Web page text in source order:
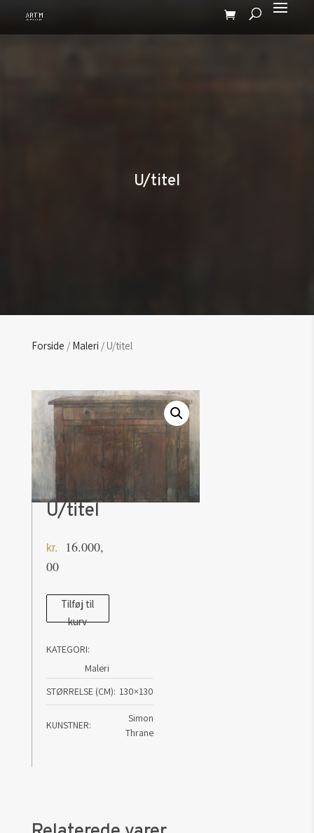
U/titel
Forside / Maleri / U/titel
U/titel
kr.
16.000,
00
U/titel
antal
Tilføj til
kurv
KATEGORI:
Maleri
STØRRELSE (CM) 130×130
KUNSTNER
Simon
Thrane